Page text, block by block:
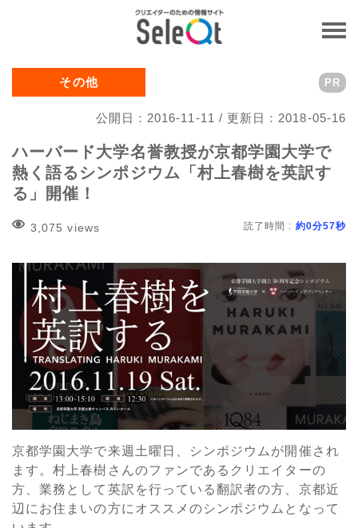
その他
公開日：2016-11-11 / 更新日：2018-05-16
PR
ハーバード大学名誉教授が京都学園大学で
熱く語るシンポジウム「村上春樹を英訳す
る」開催！
3,075 views 読了時間 : 約0分57秒
京都学園大学で来週土曜日、シンポジウムが開催され
ます。村上春樹さんのファンであるクリエイターの
方、業務として英訳を行っている翻訳者の方、京都近
辺にお住まいの方にオススメのシンポジウムとなって